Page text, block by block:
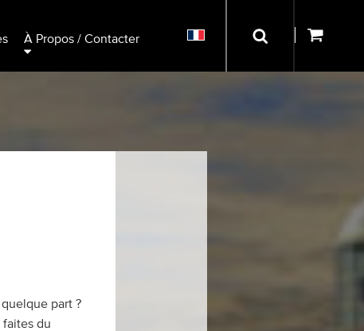
À Propos / Contacter
part ?
faites du